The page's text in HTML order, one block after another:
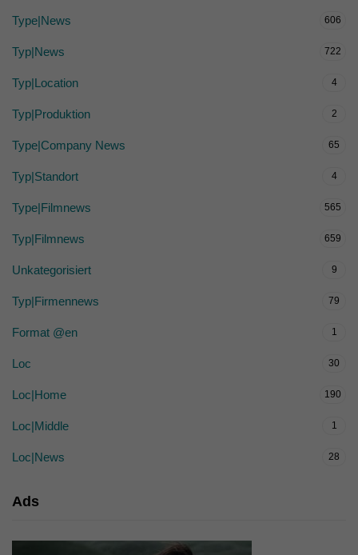
Type|News 606
Typ|News 722
Typ|Location 4
Typ|Produktion 2
Type|Company News 65
Typ|Standort 4
Type|Filmnews 565
Typ|Filmnews 659
Unkategorisiert 9
Typ|Firmennews 79
Format @en 1
Loc 30
Loc|Home 190
Loc|Middle 1
Loc|News 28
Ads